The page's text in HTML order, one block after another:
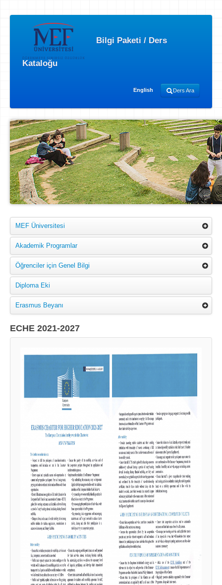
Bilgi Paketi / Ders
Kataloğu
English Ders Ara
MEF Üniversitesi
Akademik Programlar
Öğrenciler için Genel Bilgi
Diploma Eki
Erasmus Beyanı
ECHE 2021-2027